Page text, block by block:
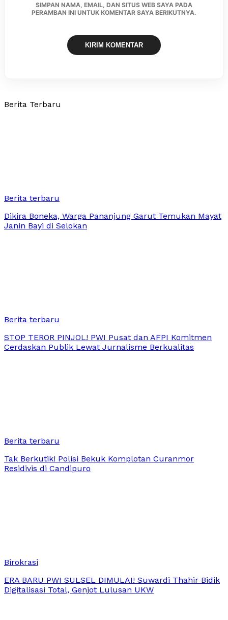
SIMPAN NAMA, EMAIL, DAN SITUS WEB SAYA PADA
PERAMBAN INI UNTUK KOMENTAR SAYA BERIKUTNYA.
Berita Terbaru
Berita terbaru
Dikira Boneka, Warga Pananjung Garut Temukan Mayat
Janin Bayi di Selokan
Berita terbaru
STOP TEROR PINJOL! PWI Pusat dan AFPI Komitmen
Cerdaskan Publik Lewat Jurnalisme Berkualitas
Berita terbaru
Tak Berkutik! Polisi Bekuk Komplotan Curanmor
Residivis di Candipuro
Birokrasi
ERA BARU PWI SULSEL DIMULAI! Suwardi Thahir Bidik
Digitalisasi Total, Genjot Lulusan UKW